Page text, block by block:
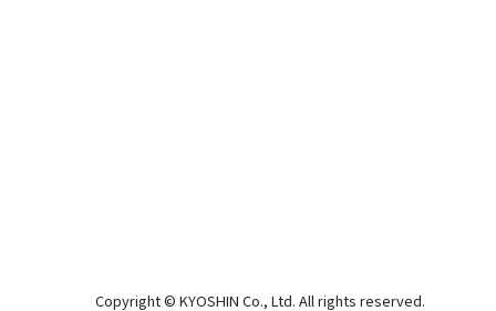
Copyright © KYOSHIN Co., Ltd. All rights reserved.